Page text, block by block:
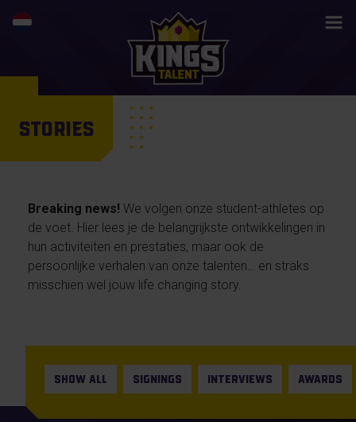
STORIES
Breaking news! We volgen onze student-athletes op
de voet. Hier lees je de belangrijkste ontwikkelingen in
hun activiteiten en prestaties, maar ook de
persoonlijke verhalen van onze talenten… en straks
misschien wel jouw life changing story.
SHOW ALL SIGNINGS INTERVIEWS AWARDS